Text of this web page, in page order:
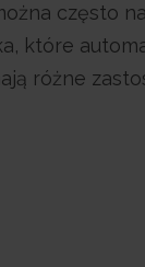
często
które
różne